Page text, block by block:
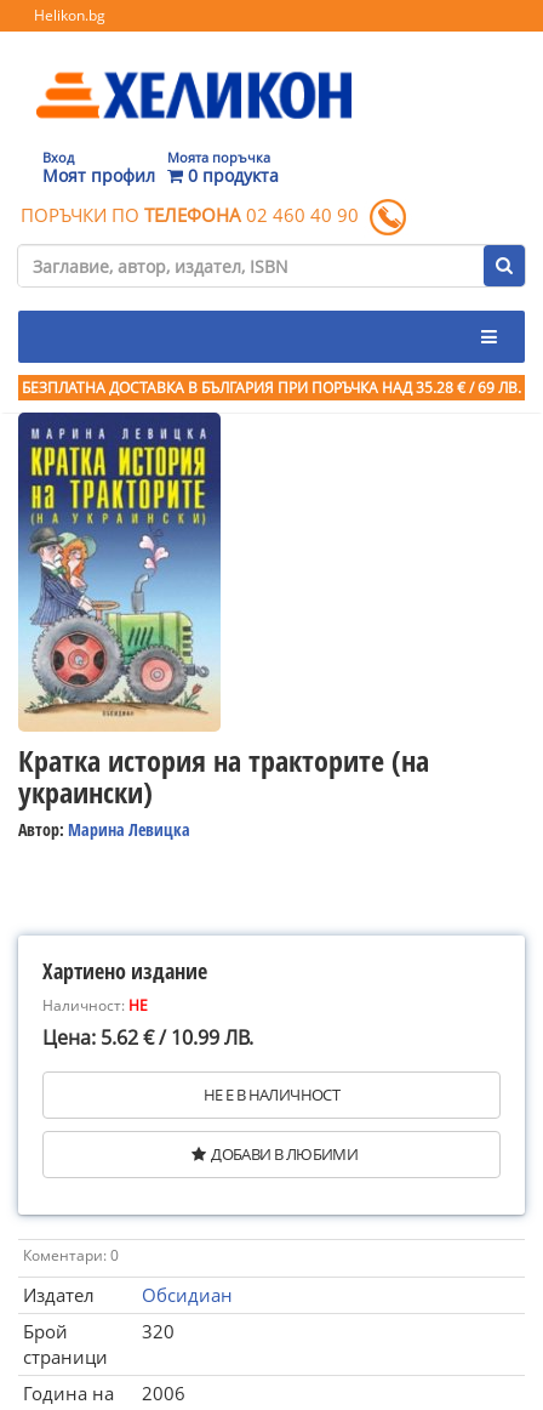
Helikon.bg
Вход
Моят профил
Моята поръчка
0 продукта
ПОРЪЧКИ ПО ТЕЛЕФОНА 02 460 40 90
БЕЗПЛАТНА ДОСТАВКА В БЪЛГАРИЯ ПРИ ПОРЪЧКА НАД 35.28 € / 69 ЛВ.
Кратка история на тракторите (на
украински)
Автор: Марина Левицка
Хартиено издание
Наличност: НЕ
Цена: 5.62 € / 10.99 ЛВ.
НЕ Е В НАЛИЧНОСТ
ДОБАВИ В ЛЮБИМИ
Коментари: 0
Издател
Обсидиан
Брой
страници
320
Година на
2006